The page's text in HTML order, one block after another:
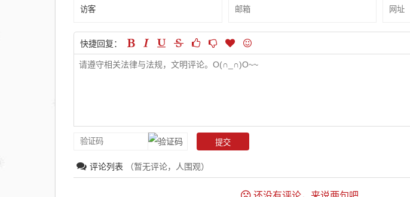
快捷回复：
评论列表 （暂无评论， 人围观）